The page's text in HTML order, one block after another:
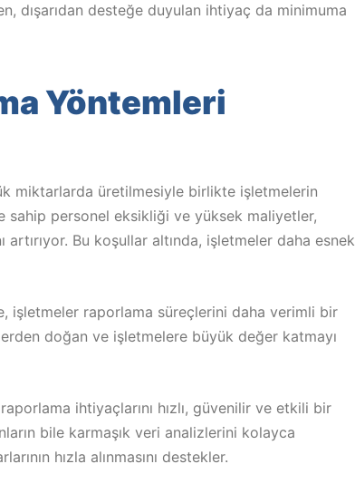
dışarıdan desteğe duyulan ihtiyaç da minimuma
Yöntemleri
miktarlarda üretilmesiyle birlikte işletmelerin
sahip personel eksikliği ve yüksek maliyetler,
Bu koşullar altında, işletmeler daha esnek
işletmeler raporlama süreçlerini daha verimli bir
doğan ve işletmelere büyük değer katmayı
ihtiyaçlarını hızlı, güvenilir ve etkili bir
bile karmaşık veri analizlerini kolayca
hızla alınmasını destekler.